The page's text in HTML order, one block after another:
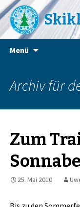
Menü
Archiv für
Zum
25. Mai 2010